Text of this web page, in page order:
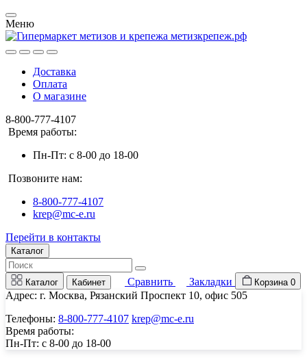
Меню
Доставка
Оплата
О магазине
8-800-777-4107
Время работы:
Пн-Пт: c 8-00 до 18-00
Позвоните нам:
8-800-777-4107
krep@mc-e.ru
Перейти в контакты
Каталог
Каталог Кабинет Сравнить Закладки Корзина 0
Адрес: г. Москва, Рязанский Проспект 10, офис 505
Телефоны: 8-800-777-4107 krep@mc-e.ru
Время работы:
Пн-Пт: c 8-00 до 18-00